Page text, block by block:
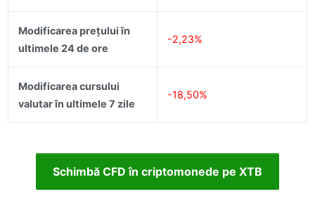
Modificarea prețului în
ultimele 24 de ore
-2,23%
Modificarea cursului
valutar în ultimele 7 zile
-18,50%
Schimbă CFD în criptomonede pe XTB